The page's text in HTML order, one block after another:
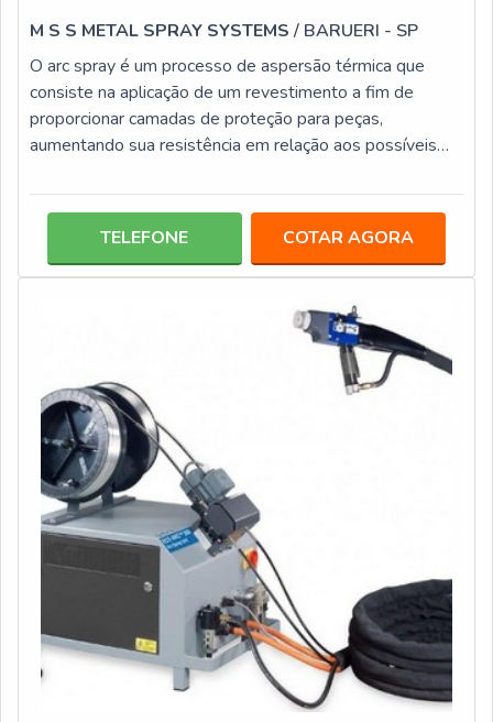
M S S METAL SPRAY SYSTEMS / BARUERI - SP
O arc spray é um processo de aspersão térmica que
consiste na aplicação de um revestimento a fim de
proporcionar camadas de proteção para peças,
aumentando sua resistência em relação aos possíveis
provenientes da corrosão e da abrasão. O arc tipo spray
vantagens que oferece. Em comparação com o flame
spray, por exemplo, este processo é mais seguro, mais
econômico e mais fácil de utilizar, além de gera
TELEFONE COTAR AGORA